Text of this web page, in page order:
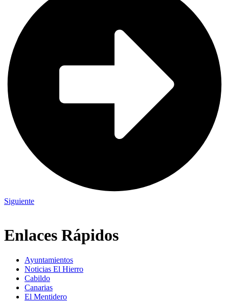
Siguiente
Enlaces Rápidos
Ayuntamientos
Noticias El Hierro
Cabildo
Canarias
El Mentidero